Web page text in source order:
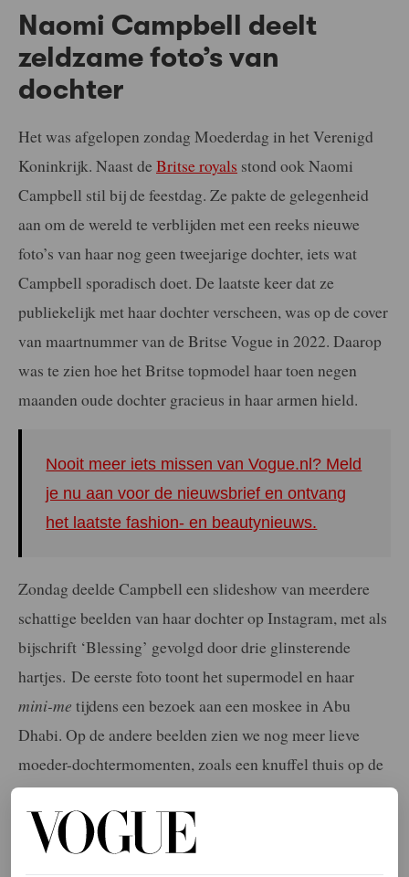
Naomi Campbell deelt
zeldzame foto’s van
dochter
Het was afgelopen zondag Moederdag in het Verenigd
Koninkrijk. Naast de Britse royals stond ook Naomi
Campbell stil bij de feestdag. Ze pakte de gelegenheid
aan om de wereld te verblijden met een reeks nieuwe
foto’s van haar nog geen tweejarige dochter, iets wat
Campbell sporadisch doet. De laatste keer dat ze
publiekelijk met haar dochter verscheen, was op de cover
van maartnummer van de Britse Vogue in 2022. Daarop
was te zien hoe het Britse topmodel haar toen negen
maanden oude dochter gracieus in haar armen hield.
Nooit meer iets missen van Vogue.nl? Meld
je nu aan voor de nieuwsbrief en ontvang
het laatste fashion- en beautynieuws.
Zondag deelde Campbell een slideshow van meerdere
schattige beelden van haar dochter op Instagram, met als
bijschrift ‘Blessing’ gevolgd door drie glinsterende
hartjes. De eerste foto toont het supermodel en haar
mini-me tijdens een bezoek aan een moskee in Abu
Dhabi. Op de andere beelden zien we nog meer lieve
moeder-dochtermomenten, zoals een knuffel thuis op de
bank en een gezamenlijk ritje in een attractie – zonder
het gezicht van het meisje in beeld te brengen. De laatste
foto is een eerbetoon aan Naomi’s eigen moeder, Valerie